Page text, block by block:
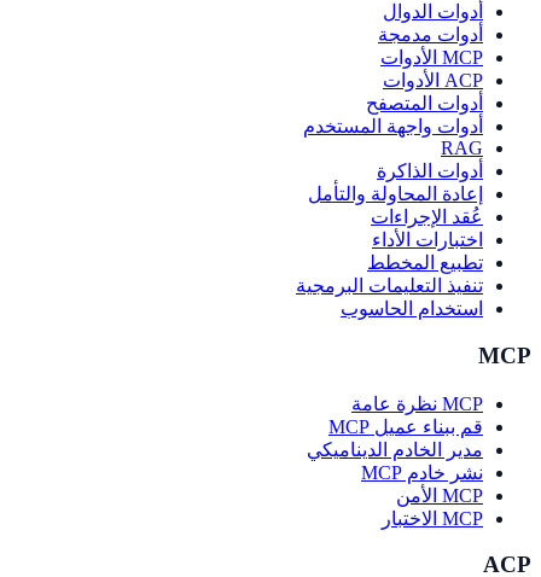
أدوات الدوال
أدوات مدمجة
MCP الأدوات
ACP الأدوات
أدوات المتصفح
أدوات واجهة المستخدم
RAG
أدوات الذاكرة
إعادة المحاولة والتأمل
عُقد الإجراءات
اختبارات الأداء
تطبيع المخطط
تنفيذ التعليمات البرمجية
استخدام الحاسوب
MCP
MCP نظرة عامة
قم ببناء عميل MCP
مدير الخادم الديناميكي
نشر خادم MCP
MCP الأمن
MCP الاختبار
ACP